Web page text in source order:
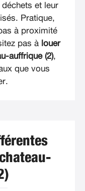
et leur
Pratique,
à proximité
pas à louer
auffrique (2),
que vous